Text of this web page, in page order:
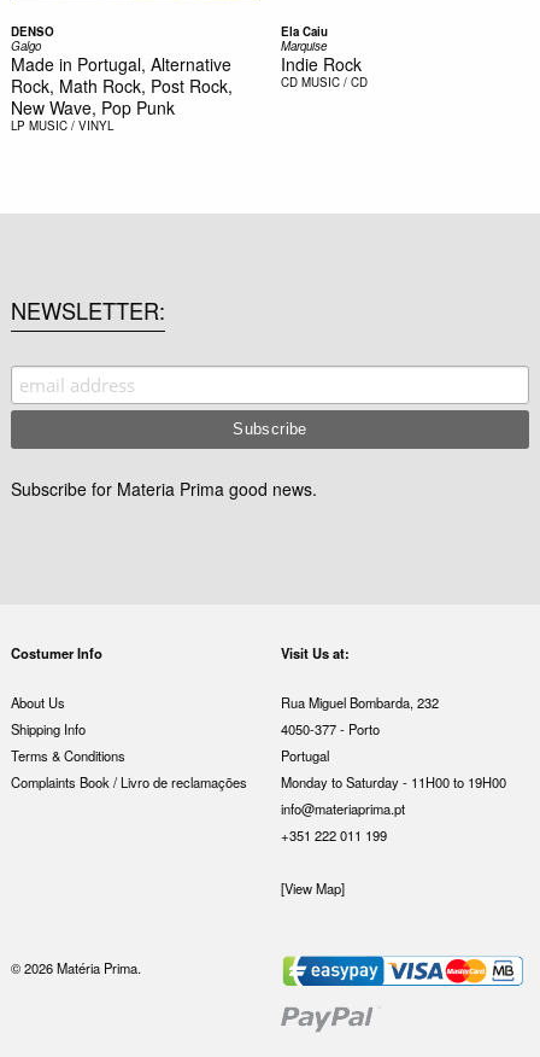
DENSO
Galgo
Made in Portugal, Alternative
Rock, Math Rock, Post Rock,
New Wave, Pop Punk
LP MUSIC / VINYL
Ela Caiu
Marquise
Indie Rock
CD MUSIC / CD
NEWSLETTER
Subscribe for Materia Prima good news.
Costumer Info
About Us
Shipping Info
Terms & Conditions
Complaints Book / Livro de reclamações
Visit Us at:
Rua Miguel Bombarda, 232
4050-377 - Porto
Portugal
Monday to Saturday - 11H00 to 19H00
info@materiaprima.pt
+351 222 011 199
[View Map]
© 2026 Matéria Prima.